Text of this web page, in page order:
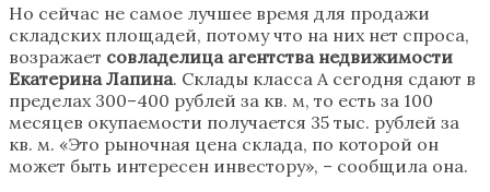
Но сейчас не самое лучшее время для продажи
складских площадей, потому что на них нет спроса,
возражает совладелица агентства недвижимости
Екатерина Лапина. Склады класса А сегодня сдают в
пределах 300–400 рублей за кв. м, то есть за 100
месяцев окупаемости получается 35 тыс. рублей за
кв. м. «Это рыночная цена склада, по которой он
может быть интересен инвестору», – сообщила она.